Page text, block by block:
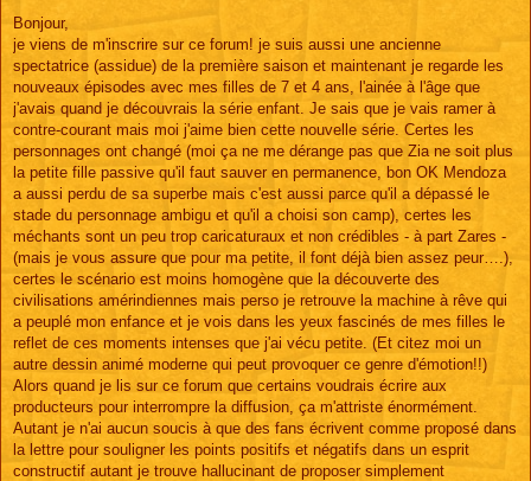
s
a
g
Bonjour,
je viens de m'inscrire sur ce forum! je suis aussi une ancienne
spectatrice (assidue) de la première saison et maintenant je regarde les
nouveaux épisodes avec mes filles de 7 et 4 ans, l'ainée à l'âge que
j'avais quand je découvrais la série enfant. Je sais que je vais ramer à
contre-courant mais moi j'aime bien cette nouvelle série. Certes les
personnages ont changé (moi ça ne me dérange pas que Zia ne soit plus
la petite fille passive qu'il faut sauver en permanence, bon OK Mendoza
a aussi perdu de sa superbe mais c'est aussi parce qu'il a dépassé le
stade du personnage ambigu et qu'il a choisi son camp), certes les
méchants sont un peu trop caricaturaux et non crédibles - à part Zares -
(mais je vous assure que pour ma petite, il font déjà bien assez peur….),
certes le scénario est moins homogène que la découverte des
civilisations amérindiennes mais perso je retrouve la machine à rêve qui
a peuplé mon enfance et je vois dans les yeux fascinés de mes filles le
reflet de ces moments intenses que j'ai vécu petite. (Et citez moi un
autre dessin animé moderne qui peut provoquer ce genre d'émotion!!)
Alors quand je lis sur ce forum que certains voudrais écrire aux
producteurs pour interrompre la diffusion, ça m'attriste énormément.
Autant je n'ai aucun soucis à que des fans écrivent comme proposé dans
la lettre pour souligner les points positifs et négatifs dans un esprit
constructif autant je trouve hallucinant de proposer simplement